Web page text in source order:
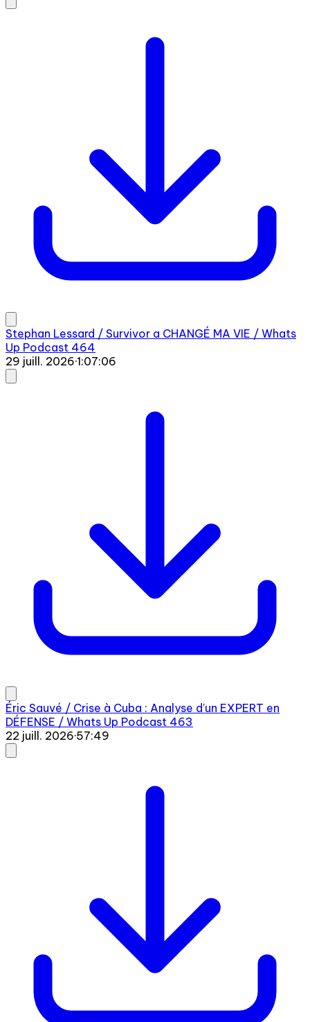
Stephan Lessard / Survivor a CHANGÉ MA VIE / Whats
Up Podcast 464
29 juill. 2026·1:07:06
Éric Sauvé / Crise à Cuba : Analyse d'un EXPERT en
DÉFENSE / Whats Up Podcast 463
22 juill. 2026·57:49